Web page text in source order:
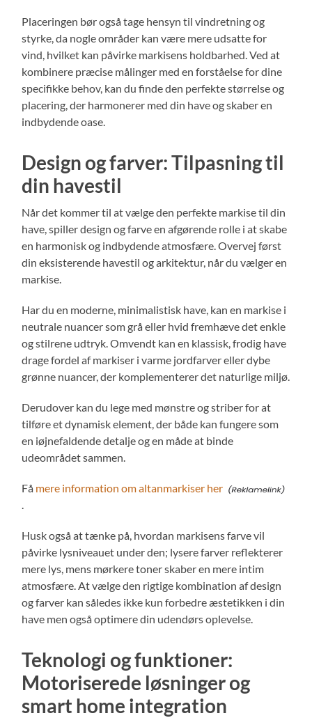
Placeringen bør også tage hensyn til vindretning og
styrke, da nogle områder kan være mere udsatte for
vind, hvilket kan påvirke markisens holdbarhed. Ved at
kombinere præcise målinger med en forståelse for dine
specifikke behov, kan du finde den perfekte størrelse og
placering, der harmonerer med din have og skaber en
indbydende oase.
Design og farver: Tilpasning til
din havestil
Når det kommer til at vælge den perfekte markise til din
have, spiller design og farve en afgørende rolle i at skabe
en harmonisk og indbydende atmosfære. Overvej først
din eksisterende havestil og arkitektur, når du vælger en
markise.
Har du en moderne, minimalistisk have, kan en markise i
neutrale nuancer som grå eller hvid fremhæve det enkle
og stilrene udtryk. Omvendt kan en klassisk, frodig have
drage fordel af markiser i varme jordfarver eller dybe
grønne nuancer, der komplementerer det naturlige miljø.
Derudover kan du lege med mønstre og striber for at
tilføre et dynamisk element, der både kan fungere som
en iøjnefaldende detalje og en måde at binde
udeområdet sammen.
Få mere information om altanmarkiser her
Husk også at tænke på, hvordan markisens farve vil
påvirke lysniveauet under den; lysere farver reflekterer
mere lys, mens mørkere toner skaber en mere intim
atmosfære. At vælge den rigtige kombination af design
og farver kan således ikke kun forbedre æstetikken i din
have men også optimere din udendørs oplevelse.
Teknologi og funktioner:
Motoriserede løsninger og
smart home integration